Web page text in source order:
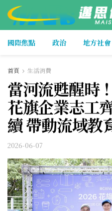
國際焦點 政治 地方社會
首頁 生活消費
當河流甦醒時
花旗企業志工
續 帶動流域教
2026-06-07